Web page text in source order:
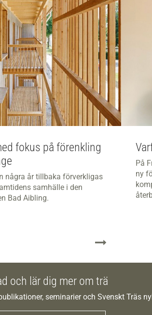
fokus på​ förenkling
några år tillbaka förverkligas
samhälle i den
Bad Aibling.
På
ny
och lär dig mer om trä
seminarier och Svenskt Träs